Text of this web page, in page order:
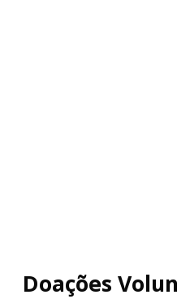
Doações